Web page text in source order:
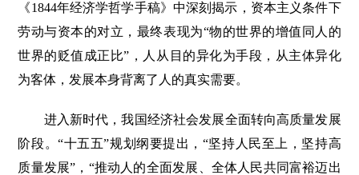
《1844年经济学哲学手稿》中深刻揭示，资本主义条件下
劳动与资本的对立，最终表现为“物的世界的增值同人的
世界的贬值成正比”，人从目的异化为手段，从主体异化
为客体，发展本身背离了人的真实需要。
进入新时代，我国经济社会发展全面转向高质量发展
阶段。“十五五”规划纲要提出，“坚持人民至上，坚持高
质量发展”，“推动人的全面发展、全体人民共同富裕迈出